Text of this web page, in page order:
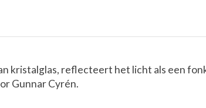
kristalglas, reflecteert het licht als een
Gunnar Cyrén.